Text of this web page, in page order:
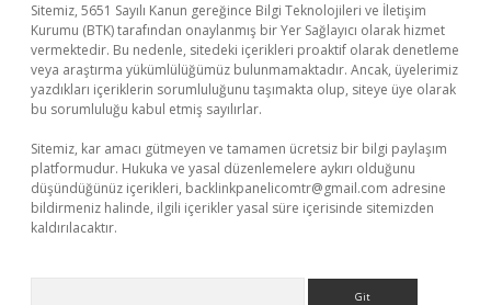
Sitemiz, 5651 Sayılı Kanun gereğince Bilgi Teknolojileri ve İletişim
Kurumu (BTK) tarafından onaylanmış bir Yer Sağlayıcı olarak hizmet
vermektedir. Bu nedenle, sitedeki içerikleri proaktif olarak denetleme
veya araştırma yükümlülüğümüz bulunmamaktadır. Ancak, üyelerimiz
yazdıkları içeriklerin sorumluluğunu taşımakta olup, siteye üye olarak
bu sorumluluğu kabul etmiş sayılırlar.
Sitemiz, kar amacı gütmeyen ve tamamen ücretsiz bir bilgi paylaşım
platformudur. Hukuka ve yasal düzenlemelere aykırı olduğunu
düşündüğünüz içerikleri, backlinkpanelicomtr@gmail.com adresine
bildirmeniz halinde, ilgili içerikler yasal süre içerisinde sitemizden
kaldırılacaktır.